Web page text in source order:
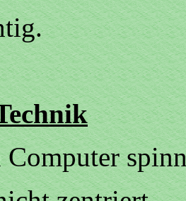
Computer